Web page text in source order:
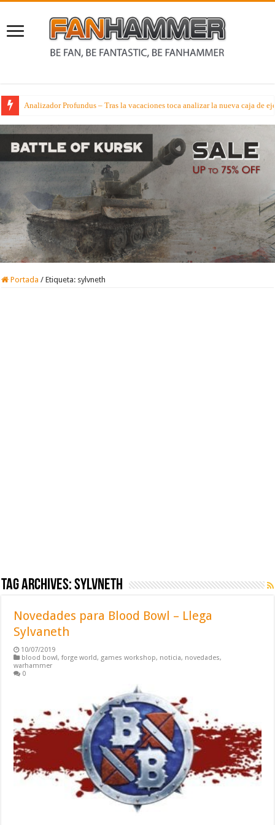
Analizador Profundus – Tras la vacaciones toca analizar la nueva caja de
Portada / Etiqueta: sylvneth
Tag Archives:sylvneth
Novedades para Blood Bowl – Llega
Sylvaneth
10/07/2019
blood bowl,forge world, games workshop, noticia, novedades,
warhammer
0